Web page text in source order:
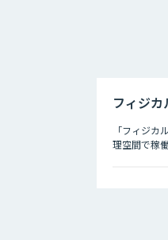
フィジカ
「フィジ
理空間で稼